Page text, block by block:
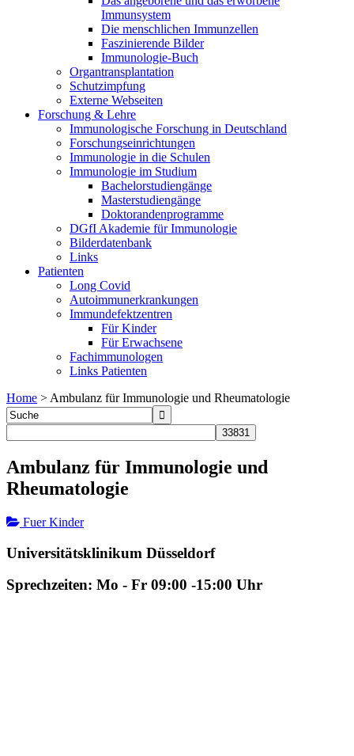
Immunsystem
Die menschlichen Immunzellen
Faszinierende Bilder
Immunologie-Buch
Organtransplantation
Schutzimpfung
Externe Webseiten
Forschung & Lehre
Immunologische Forschung in Deutschland
Forschungseinrichtungen
Immunologie in die Schulen
Immunologie im Studium
Bachelorstudiengänge
Masterstudiengänge
Doktorandenprogramme
DGfI Akademie für Immunologie
Bilderdatenbank
Links
Patienten
Long Covid
Autoimmunerkrankungen
Immundefektzentren
Für Kinder
Für Erwachsene
Fachimmunologen
Links Patienten
Home > Ambulanz für Immunologie und Rheumatologie
Ambulanz für Immunologie und
Rheumatologie
Fuer Kinder
Universitätsklinikum Düsseldorf
Sprechzeiten: Mo - Fr 09:00 -15:00 Uhr